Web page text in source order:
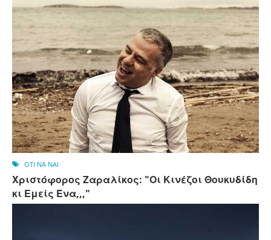
OTI NA NAI
Χριστόφορος Ζαραλίκος: "Οι Κινέζοι Θουκυδίδη
κι Εμείς Ένα,,,"